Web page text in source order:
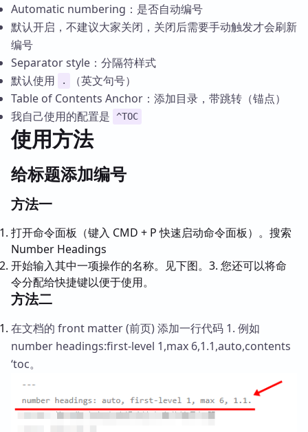
Automatic numbering：是否自动编号
默认开启，不建议大家关闭，关闭后需要手动触发才会刷新
编号
Separator style：分隔符样式
默认使用
.
（英文句号）
Table of Contents Anchor：添加目录，带跳转（锚点）
我自己使用的配置是
^TOC
使用方法
给标题添加编号
方法一
打开命令面板（键入 CMD + P 快速启动命令面板）。搜索
Number Headings
开始输入其中一项操作的名称。见下图。3. 您还可以将命
令分配给快捷键以便于使用。
方法二
在文档的 front matter (前页) 添加一行代码 1. 例如
number headings:first-level 1,max 6,1.1,auto,contents
‘toc。